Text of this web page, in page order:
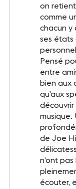
on
comme
chacun y
ses états
Pensé
entre
bien aux
qu’aux
musique.
de Joe
n’ont
écouter,